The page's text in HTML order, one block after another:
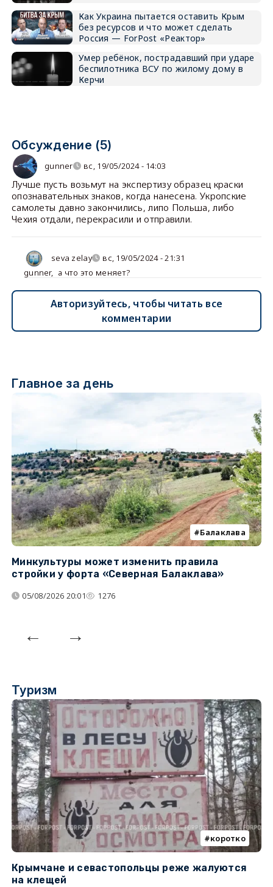
Как Украина пытается оставить Крым
без ресурсов и что может сделать
Россия — ForPost «Реактор»
Умер ребёнок, пострадавший при ударе
беспилотника ВСУ по жилому дому в
Керчи
Обсуждение (5)
gunner вс, 19/05/2024 - 14:03
Лучше пусть возьмут на экспертизу образец краски
опознавательных знаков, когда нанесена. Укропские
самолеты давно закончились, липо Польша, либо
Чехия отдали, перекрасили и отправили.
seva zelay
вс, 19/05/2024 - 21:31
gunner, а что это меняет?
Авторизуйтесь, чтобы читать все
комментарии
Главное за день
Балаклава
Минкультуры может изменить правила
стройки у форта «Северная Балаклава»
05/08/2026 20:01 1276
Туризм
коротко
Крымчане и севастопольцы реже жалуются
на клещей